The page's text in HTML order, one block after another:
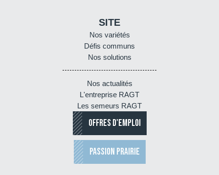
SITE
Nos variétés
Défis communs
Nos solutions
Nos actualités
L'entreprise RAGT
Les semeurs RAGT
OFFRES D'EMPLOI
PASSION PRAIRIE